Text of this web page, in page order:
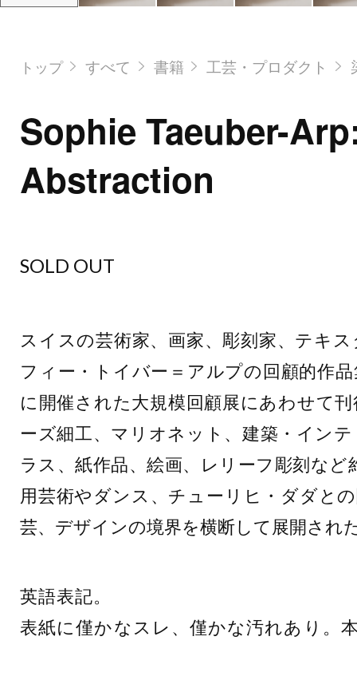
トップ すべて 書籍 工芸・プロダクト
Sophie Taeuber-
Abstraction
SOLD OUT
スイスの芸術家、画家、彫刻家、テキ
フィー・トイバー＝アルプの回顧的作
に開催された大規模回顧展にあわせて
ーズ細工、マリオネット、建築・イン
ラス、紙作品、絵画、レリーフ彫刻な
用芸術やダンス、チューリヒ・ダダと
芸、デザインの境界を横断して展開され
英語表記。
表紙に僅かなスレ、僅かな汚れあり。